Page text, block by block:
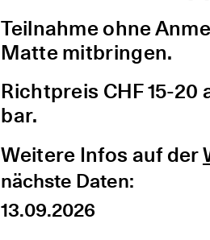
Teilnahme ohne
Matte mitbringen.
Richtpreis CHF 15-
bar.
Weitere Infos auf der
nächste Daten:
13.09.2026